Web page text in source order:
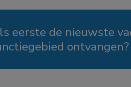
eerste de nieuwste
ontvangen?